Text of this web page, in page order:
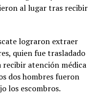
al lugar tras recibir
lograron extraer
quien fue trasladado
atención médica
dos hombres fueron
los escombros.